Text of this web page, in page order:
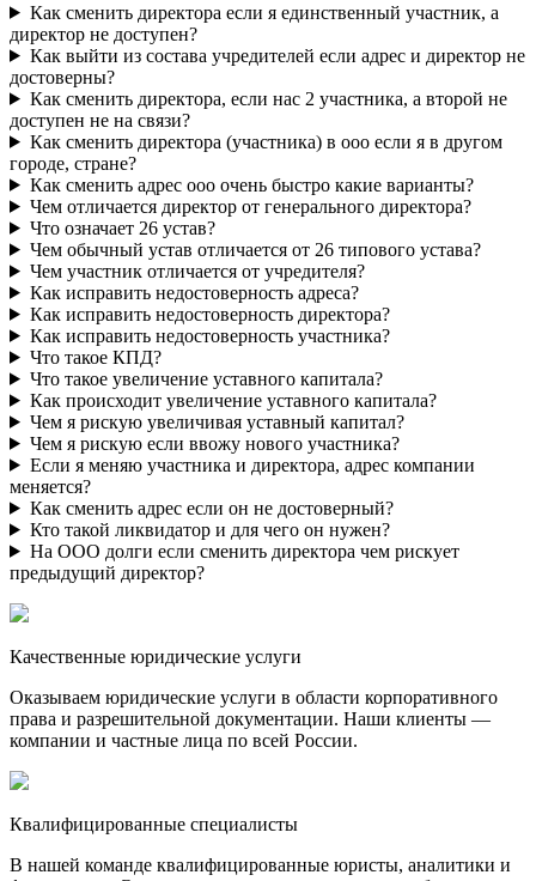
Как сменить директора если я единственный участник, а
директор не доступен?
Как выйти из состава учредителей если адрес и директор не
достоверны?
Как сменить директора, если нас 2 участника, а второй не
доступен не на связи?
Как сменить директора (участника) в ооо если я в другом
городе, стране?
Как сменить адрес ооо очень быстро какие варианты?
Чем отличается директор от генерального директора?
Что означает 26 устав?
Чем обычный устав отличается от 26 типового устава?
Чем участник отличается от учредителя?
Как исправить недостоверность адреса?
Как исправить недостоверность директора?
Как исправить недостоверность участника?
Что такое КПД?
Что такое увеличение уставного капитала?
Как происходит увеличение уставного капитала?
Чем я рискую увеличивая уставный капитал?
Чем я рискую если ввожу нового участника?
Если я меняю участника и директора, адрес компании
меняется?
Как сменить адрес если он не достоверный?
Кто такой ликвидатор и для чего он нужен?
На ООО долги если сменить директора чем рискует
предыдущий директор?
Качественные юридические услуги
Оказываем юридические услуги в области корпоративного
права и разрешительной документации. Наши клиенты —
компании и частные лица по всей России.
Квалифицированные специалисты
В нашей команде квалифицированные юристы, аналитики и